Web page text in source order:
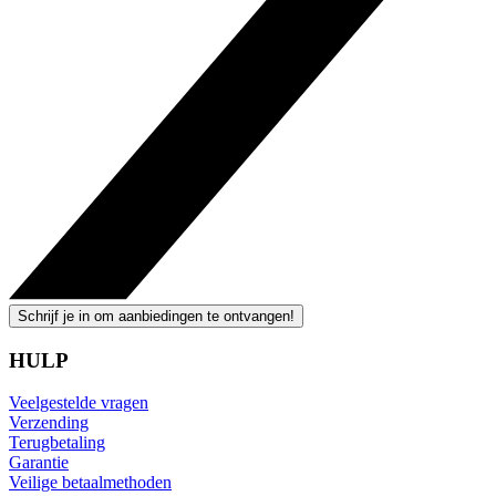
Schrijf je in om aanbiedingen te ontvangen!
HULP
Veelgestelde vragen
Verzending
Terugbetaling
Garantie
Veilige betaalmethoden